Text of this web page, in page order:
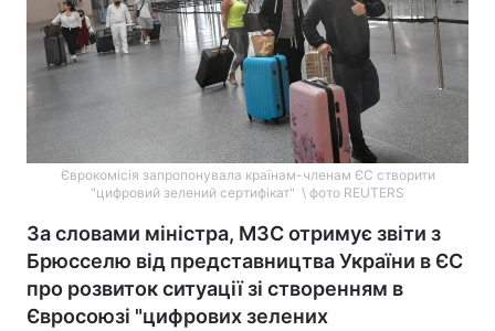
Єврокомісія запропонувала країнам-членам ЄС створити
"цифровий зелений сертифікат" \ фото REUTERS
За словами міністра, МЗС отримує звіти з
Брюсселю від представництва України в ЄС
про розвиток ситуації зі створенням в
Євросоюзі "цифрових зелених